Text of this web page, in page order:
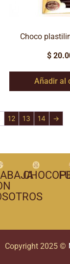
Choco
$
Añadir al
12 13 14 →
Copyright 2025 ©